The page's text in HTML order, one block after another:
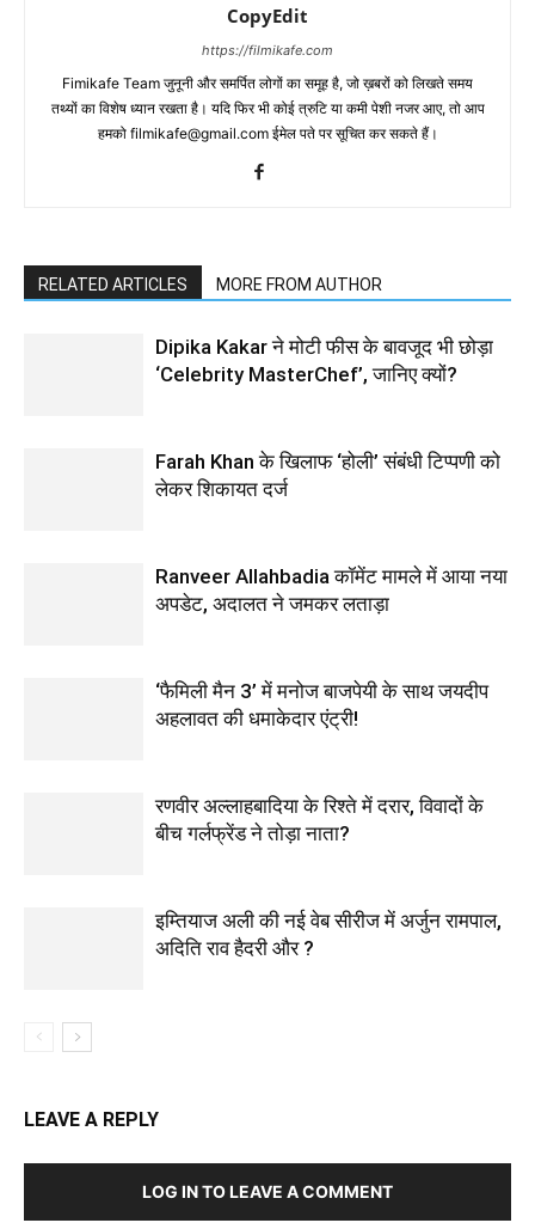
CopyEdit
https://filmikafe.com
Fimikafe Team जुनूनी और समर्पित लोगों का समूह है, जो ख़बरों को लिखते समय
तथ्‍यों का विशेष ध्‍यान रखता है। यदि फिर भी कोई त्रुटि या कमी पेशी नजर आए, तो आप
हमको filmikafe@gmail.com ईमेल पते पर सूचित कर सकते हैं।
RELATED ARTICLES MORE FROM AUTHOR
Dipika Kakar ने मोटी फीस के बावजूद भी छोड़ा
‘Celebrity MasterChef’, जानिए क्यों?
Farah Khan के खिलाफ ‘होली’ संबंधी टिप्पणी को
लेकर शिकायत दर्ज
Ranveer Allahbadia कॉमेंट मामले में आया नया
अपडेट, अदालत ने जमकर लताड़ा
‘फैमिली मैन 3’ में मनोज बाजपेयी के साथ जयदीप
अहलावत की धमाकेदार एंट्री!
रणवीर अल्लाहबादिया के रिश्ते में दरार, विवादों के
बीच गर्लफ्रेंड ने तोड़ा नाता?
इम्तियाज अली की नई वेब सीरीज में अर्जुन रामपाल,
अदिति राव हैदरी और ?
LEAVE A REPLY
LOG IN TO LEAVE A COMMENT